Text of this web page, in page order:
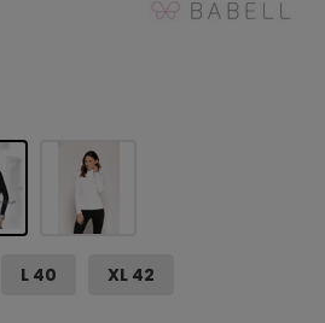
L 40 XL 42